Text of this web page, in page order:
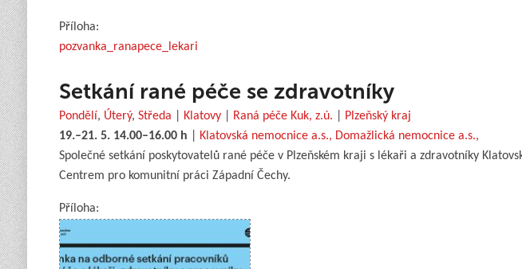
Příloha:
pozvanka_ranapece_lekari
Setkání rané péče se zdravotníky
Pondělí, Úterý, Středa Klatovy| Raná péče Kuk, z.ú.
Plzeňský kraj
19.–21. 5. 14.00–16.00 h
Klatovská nemocnice a.s., Domažlická nemocnice a.s.,
Společné setkání poskytovatelů rané péče v Plzeňském kraji s lékaři a zdravotníky
Centrem pro komunitní práci Západní Čechy.
Příloha: